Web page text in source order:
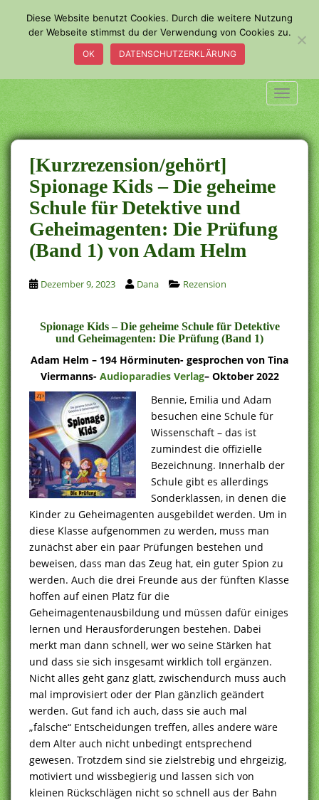
o
m
a
i
n
c
o
n
t
e
n
t
[Kurzrezension/gehört]
Spionage Kids – Die geheime
Schule für Detektive und
Geheimagenten: Die Prüfung
(Band 1) von Adam Helm
Dezember 9, 2023 Dana Rezension
Spionage Kids – Die geheime Schule für Detektive
und Geheimagenten: Die Prüfung (Band 1)
Adam Helm – 194 Hörminuten- gesprochen von Tina
Viermanns- Audioparadies Verlag– Oktober 2022
Bennie, Emilia und Adam
besuchen eine Schule für
Wissenschaft – das ist
zumindest die offizielle
Bezeichnung. Innerhalb der
Schule gibt es allerdings
Sonderklassen, in denen die
Kinder zu Geheimagenten ausgebildet werden. Um in
diese Klasse aufgenommen zu werden, muss man
zunächst aber ein paar Prüfungen bestehen und
beweisen, dass man das Zeug hat, ein guter Spion zu
werden. Auch die drei Freunde aus der fünften Klasse
hoffen auf einen Platz für die
Geheimagentenausbildung und müssen dafür einiges
lernen und Herausforderungen bestehen. Dabei
merkt man dann schnell, wer wo seine Stärken hat
und dass sie sich insgesamt wirklich toll ergänzen.
Nicht alles geht ganz glatt, zwischendurch muss auch
mal improvisiert oder der Plan gänzlich geändert
werden. Gut fand ich auch, dass sie auch mal
„falsche“ Entscheidungen treffen, alles andere wäre
dem Alter auch nicht unbedingt entsprechend
gewesen. Trotzdem sind sie zielstrebig und ehrgeizig,
motiviert und wissbegierig und lassen sich von
kleinen Rückschlägen nicht so schnell aus der Bahn
Diese Website benutzt Cookies. Durch die weitere Nutzung
der Webseite stimmst du der Verwendung von Cookies zu.
OK DATENSCHUTZERKLÄRUNG